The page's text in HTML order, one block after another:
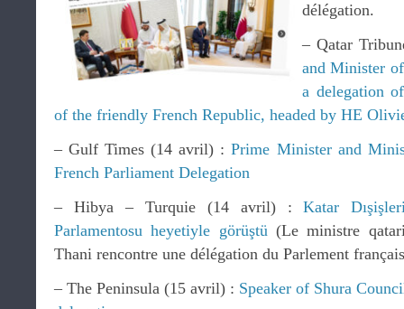
délégation.
– Qatar
and Minister
a delegation
of the friendly French Republic, headed by HE
– Gulf Times (14 avril) :Prime Minister and
French Parliament Delegation
– Hibya – Turquie (14 avril) :Katar
Parlamentosu heyetiyle görüştü(Le ministre
Thani rencontre une délégation du Parlement
– The Peninsula (15 avril) : Speaker of Shura